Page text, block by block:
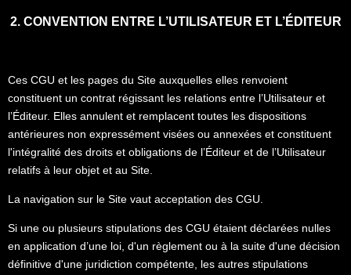
2. CONVENTION ENTRE L’UTILISATEUR ET L’ÉDITEUR
Ces CGU et les pages du Site auxquelles elles renvoient
constituent un contrat régissant les relations entre l’Utilisateur et
l’Éditeur. Elles annulent et remplacent toutes les dispositions
antérieures non expressément visées ou annexées et constituent
l'intégralité des droits et obligations de l’Éditeur et de l’Utilisateur
relatifs à leur objet et au Site.
La navigation sur le Site vaut acceptation des CGU.
Si une ou plusieurs stipulations des CGU étaient déclarées nulles
en application d’une loi, d'un règlement ou à la suite d'une décision
définitive d'une juridiction compétente, les autres stipulations